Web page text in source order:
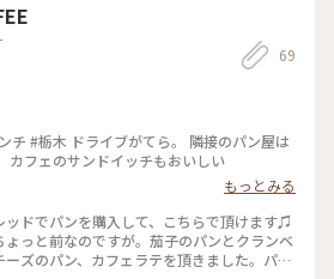
69
ら。 隣接のパン屋は
カフェのサンドイッチもおいしい
もっとみる
ッドでパンを購入して、こちらで頂けます♫
ょっと前なのですが。茄子のパンとクランベ
ーズのパン、カフェラテを頂きました。パン